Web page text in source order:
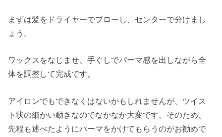
まずは髪をドライヤーでブローし、センターで分けまし
ょう。
ワックスをなじませ、手ぐしでパーマ感を出しながら全
体を調整して完成です。
アイロンでもできなくはないかもしれませんが、ツイス
ト状の細かい動きなのでなかなか大変です。そのため、
先程も述べたようにパーマをかけてもらうのがお勧めで